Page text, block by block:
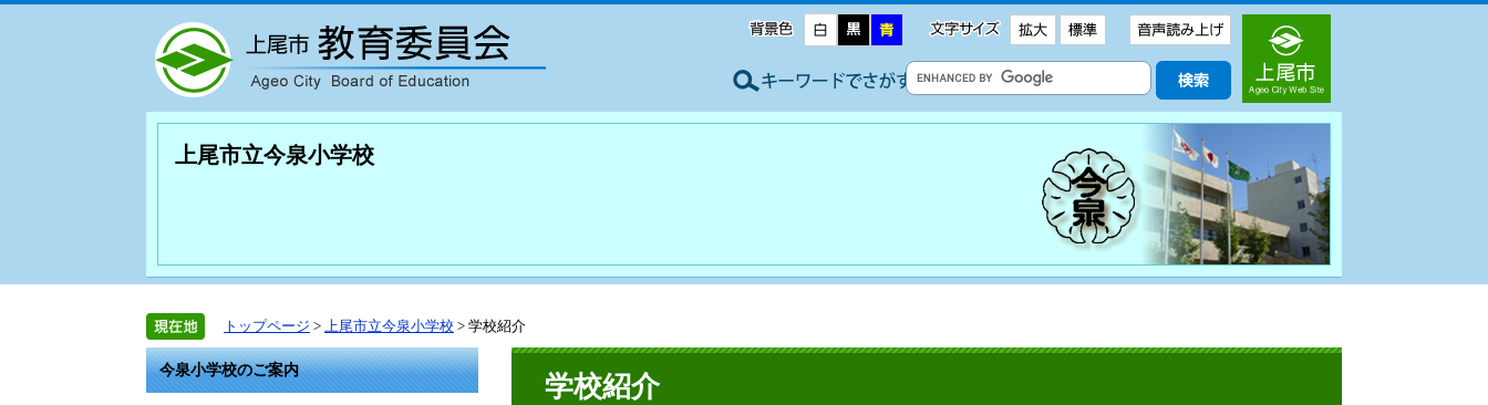
上尾市立今泉小学校
トップページ > 上尾市立今泉小学校 > 学校紹介
今泉小学校のご案内
学校紹介